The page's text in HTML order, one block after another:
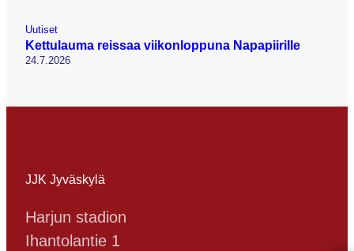
Uutiset
Kettulauma reissaa viikonloppuna Napapiirille
24.7.2026
JJK Jyväskylä
Harjun stadion
Ihantolantie 1